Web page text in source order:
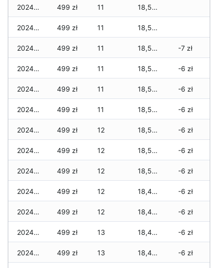
2024-11-12 499 zł 11 18,504 zł
2024-11-11 499 zł 11 18,504 zł
2024-11-10 499 zł 11 18,504 zł -7 zł
2024-11-09 499 zł 11 18,504 zł -6 zł
2024-11-08 499 zł 11 18,504 zł -6 zł
2024-11-07 499 zł 11 18,504 zł -6 zł
2024-11-06 499 zł 12 18,504 zł -6 zł
2024-11-05 499 zł 12 18,504 zł -6 zł
2024-11-04 499 zł 12 18,504 zł -6 zł
2024-11-03 499 zł 12 18,496 zł -6 zł
2024-11-02 499 zł 12 18,496 zł -6 zł
2024-11-01 499 zł 13 18,496 zł -6 zł
2024-10-31 499 zł 13 18,496 zł -6 zł